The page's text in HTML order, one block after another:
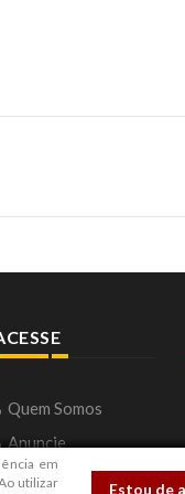
em
utilizar
Estou de
Quem Somos
Anuncie
Fale com a Redação